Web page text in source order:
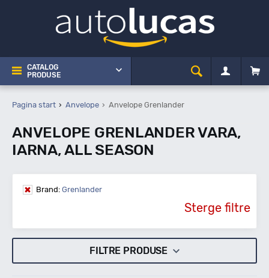
CATALOG
PRODUSE
Pagina start Anvelope Anvelope Grenlander
ANVELOPE GRENLANDER VARA,
IARNA, ALL SEASON
Brand: Grenlander
Sterge filtre
FILTRE PRODUSE